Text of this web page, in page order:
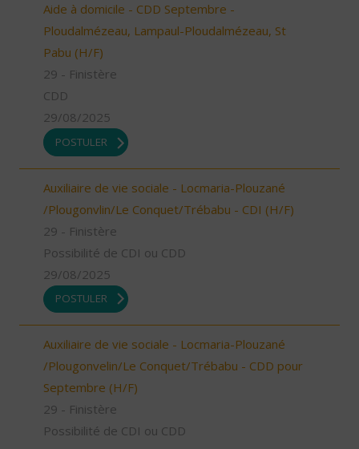
Aide à domicile - CDD Septembre -
Ploudalmézeau, Lampaul-Ploudalmézeau, St
Pabu (H/F)
29 - Finistère
CDD
29/08/2025
POSTULER
Auxiliaire de vie sociale - Locmaria-Plouzané
/Plougonvlin/Le Conquet/Trébabu - CDI (H/F)
29 - Finistère
Possibilité de CDI ou CDD
29/08/2025
POSTULER
Auxiliaire de vie sociale - Locmaria-Plouzané
/Plougonvelin/Le Conquet/Trébabu - CDD pour
Septembre (H/F)
29 - Finistère
Possibilité de CDI ou CDD